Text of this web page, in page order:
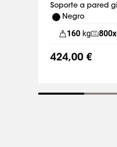
rotación
Soporte a
Negro
160 kg 800x
424,00 €